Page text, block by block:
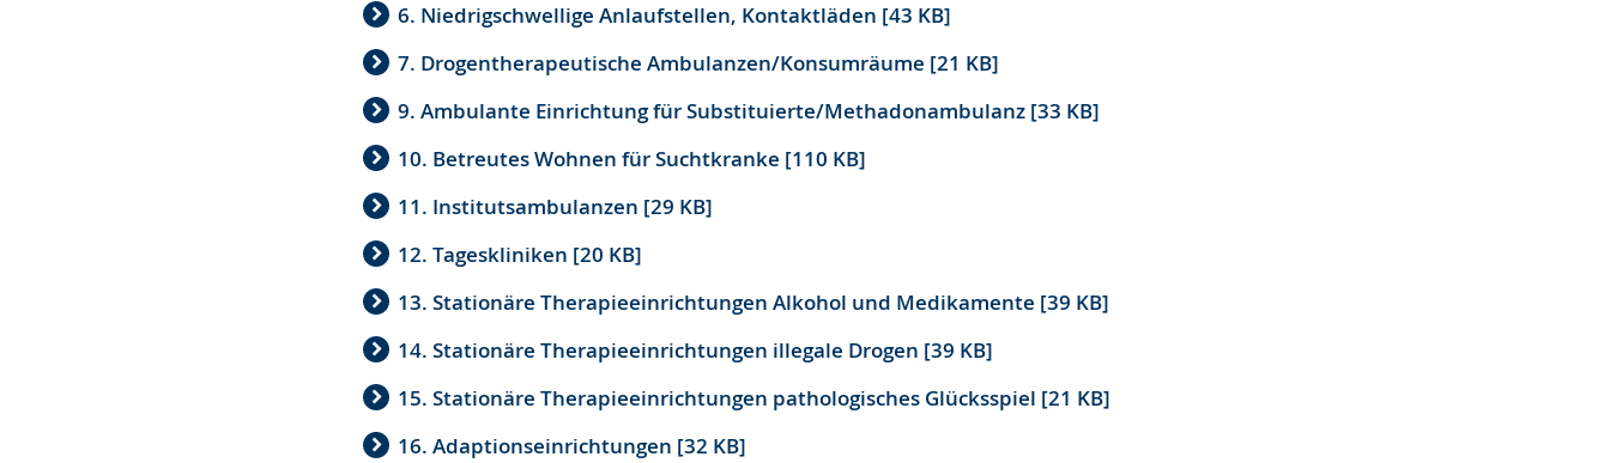
6. Niedrigschwellige Anlaufstellen, Kontaktläden [43 KB]
7. Drogentherapeutische Ambulanzen/Konsumräume [21 KB]
9. Ambulante Einrichtung für Substituierte/Methadonambulanz [33 KB]
10. Betreutes Wohnen für Suchtkranke [110 KB]
11. Institutsambulanzen [29 KB]
12. Tageskliniken [20 KB]
13. Stationäre Therapieeinrichtungen Alkohol und Medikamente [39 KB]
14. Stationäre Therapieeinrichtungen illegale Drogen [39 KB]
15. Stationäre Therapieeinrichtungen pathologisches Glücksspiel [21 KB]
16. Adaptionseinrichtungen [32 KB]